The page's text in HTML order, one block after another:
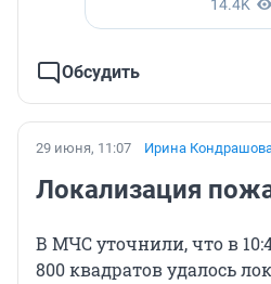
Обсудить
29 июня, 11:07 Ирина
Локализация
В МЧС уточнили, что в
800 квадратов удалось